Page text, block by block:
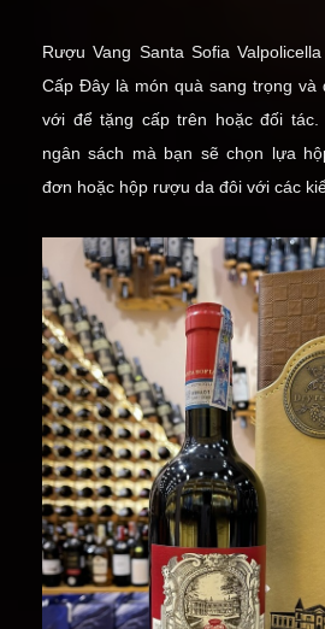
Rượu Vang Santa Sofia
Cấp Đây là món quà sang trọng và
với để tặng cấp trên hoặc đối
ngân sách mà bạn sẽ chọn lựa
đơn hoặc hộp rượu da đôi với các